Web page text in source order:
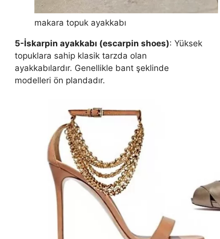
makara topuk ayakkabı
5-İskarpin ayakkabı (escarpin shoes): Yüksek
topuklara sahip klasik tarzda olan
ayakkabılardır. Genellikle bant şeklinde
modelleri ön plandadır.